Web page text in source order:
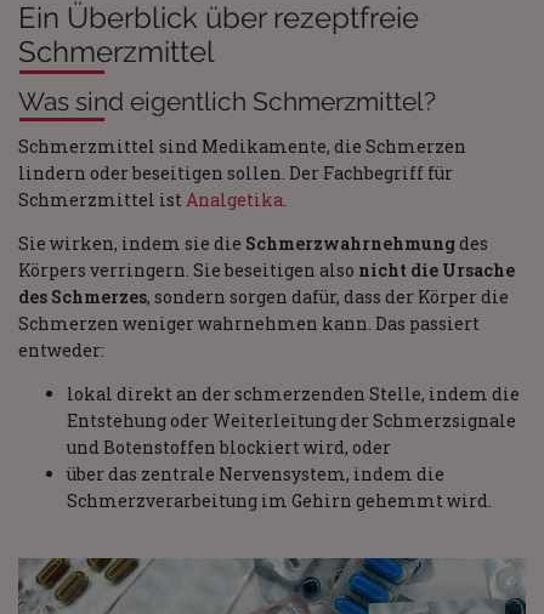
Ein Überblick über rezeptfreie
Schmerzmittel
Was sind eigentlich Schmerzmittel?
Schmerzmittel sind Medikamente, die Schmerzen
lindern oder beseitigen sollen. Der Fachbegriff für
Schmerzmittel istAnalgetika.
Sie wirken, indem sie die Schmerzwahrnehmungdes
Körpers verringern. Sie beseitigen also nicht die Ursache
des Schmerzes, sondern sorgen dafür, dass der Körper die
Schmerzen weniger wahrnehmen kann. Das passiert
entweder:
lokal direkt an der schmerzenden Stelle, indem die
Entstehung oder Weiterleitung der Schmerzsignale
und Botenstoffen blockiert wird, oder
über das zentrale Nervensystem, indem die
Schmerzverarbeitung im Gehirn gehemmt wird.